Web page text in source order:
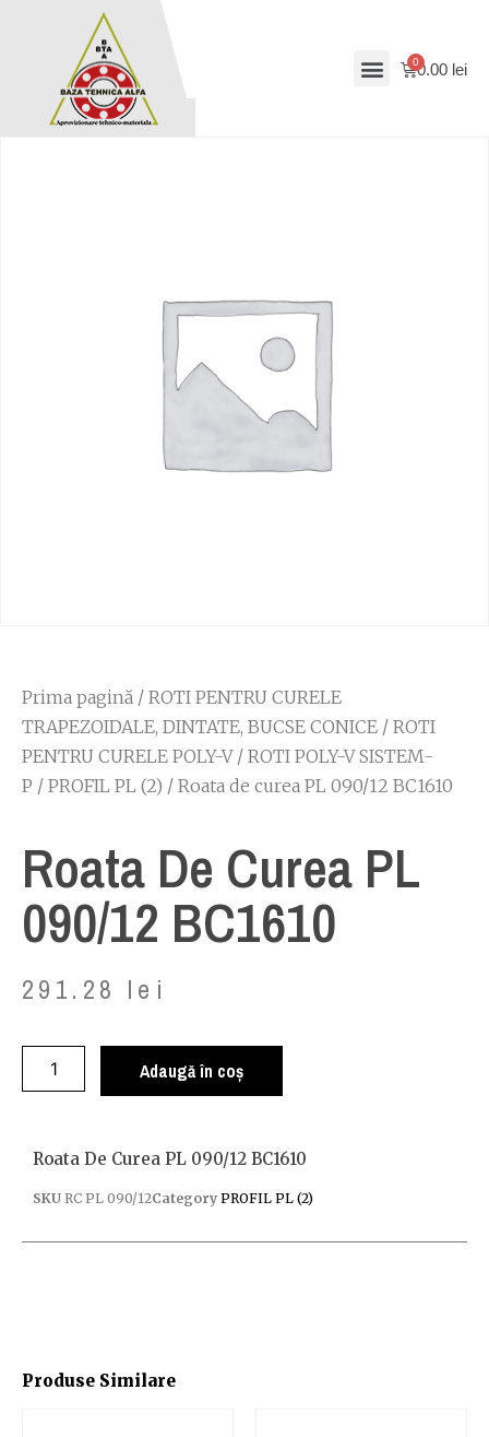
0.00 lei
Prima pagină / ROTI PENTRU CURELE
TRAPEZOIDALE, DINTATE, BUCSE CONICE / ROTI
PENTRU CURELE POLY-V/ ROTI POLY-V SISTEM-
P / PROFIL PL (2) / Roata de curea PL 090/12 BC1610
Roata De Curea PL
090/12 BC1610
291.28 lei
Adaugă în coș
Produse Similare
Roata De Curea PL 090/12 BC1610
SKU RC PL 090/12Category PROFIL PL (2)